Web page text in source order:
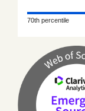
70th percentile